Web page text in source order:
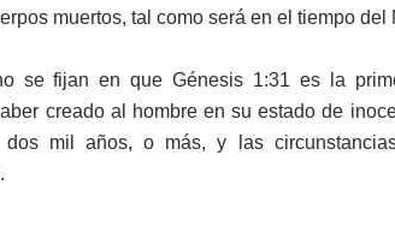
muertos, tal como será en el tiempo del
se fijan en que Génesis 1:31 es la
creado al hombre en su estado de
dos mil años, o más, y las